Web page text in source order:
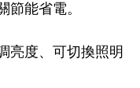
節能省電。
亮度、可切換照明